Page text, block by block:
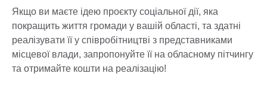
Якщо ви маєте ідею проєкту соціальної дії, яка
покращить життя громади у вашій області, та здатні
реалізувати її у співробітництві з представниками
місцевої влади, запропонуйте її на обласному пітчингу
та отримайте кошти на реалізацію!